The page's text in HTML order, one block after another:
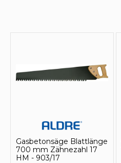
Gasbetonsäge Blattlänge
700 mm Zähnezahl 17
HM - 903/17